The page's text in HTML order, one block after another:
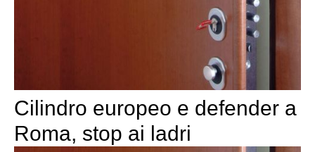
Cilindro europeo e defender a
Roma, stop ai ladri